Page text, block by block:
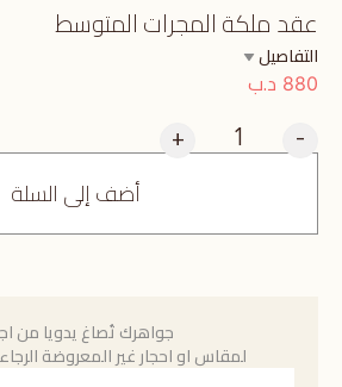
عقد ملكة المجرات المتوسط
التفاصيل
880 د.ب
-
+
أضف إلى السلة
جواهرك تُصاغ يدويا من
لمقاس او احجار غير المعروضة